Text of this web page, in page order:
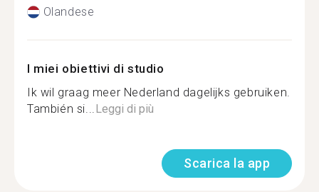
Olandese
I miei obiettivi di studio
Ik wil graag meer Nederland dagelijks gebruiken.
También si...Leggi di più
Scarica la app